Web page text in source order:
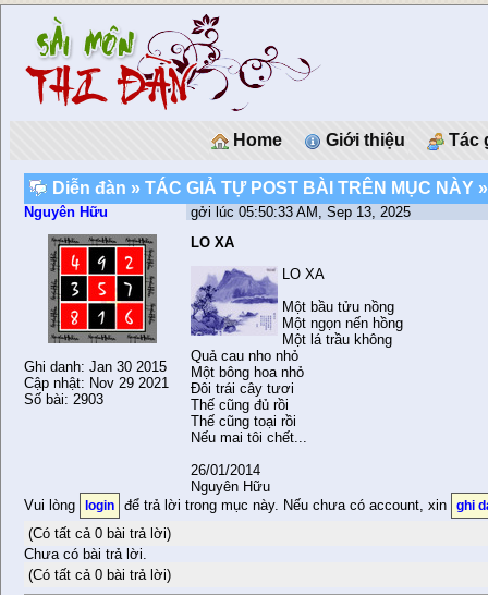
Home Giới thiệu Tác
Diễn đàn »TÁC GIẢ TỰ POST BÀI TRÊN MỤC NÀY
Nguyên Hữu
Ghi danh: Jan 30 2015
Cập nhật: Nov 29 2021
Số bài: 2903
gởi lúc 05:50:33 AM, Sep 13, 2025
LO XA
LO XA
Một bầu tửu nồng
Một ngọn nến hồng
Một lá trầu không
Quả cau nho nhỏ
Một bông hoa nhỏ
Đôi trái cây tươi
Thế cũng đủ rồi
Thế cũng toại rồi
Nếu mai tôi chết...
26/01/2014
Nguyên Hữu
Vui lòng
login để trả lời trong mục này. Nếu chưa có account, xin ghi
(Có tất cả 0 bài trả lời)
Chưa có bài trả lời.
(Có tất cả 0 bài trả lời)